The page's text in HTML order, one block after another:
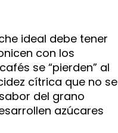
ideal debe tener
con los
se “pierden” al
cítrica que no se
del grano
azúcares